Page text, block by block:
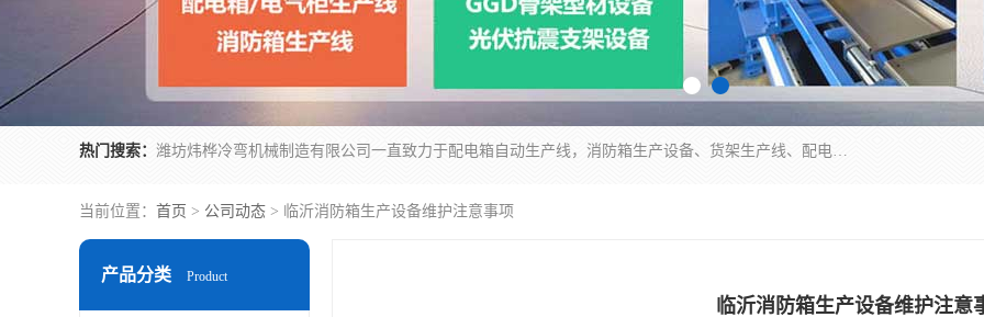
热门搜索： 潍坊炜桦冷弯机械制造有限公司一直致力于配电箱自动生产线，消防箱生产设备、货架生产线、配电箱生产线等，是集设备制造、模具加工、技术开发于一体的综合性机械制造高科技民营企业。
当前位置： 首页 > 公司动态 > 临沂消防箱生产设备维护注意事项
产品分类 Product
临沂消防箱生产设备维护注意